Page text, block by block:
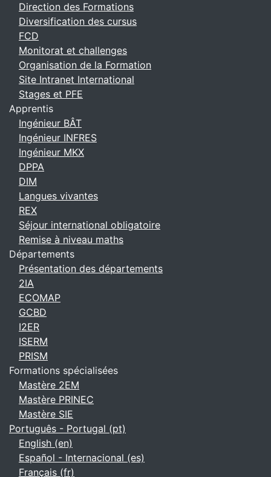
Direction des Formations
Diversification des cursus
FCD
Monitorat et challenges
Organisation de la Formation
Site Intranet International
Stages et PFE
Apprentis
Ingénieur BÂT
Ingénieur INFRES
Ingénieur MKX
DPPA
DIM
Langues vivantes
REX
Séjour international obligatoire
Remise à niveau maths
Départements
Présentation des départements
2IA
ECOMAP
GCBD
I2ER
ISERM
PRISM
Formations spécialisées
Mastère 2EM
Mastère PRINEC
Mastère SIE
Português - Portugal ‎(pt)‎
English ‎(en)‎
Español - Internacional ‎(es)‎
Français ‎(fr)‎